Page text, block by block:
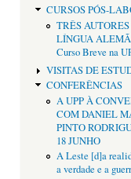
CURSOS PÓS-
TRÊS
LÍNGUA
Curso Breve na
VISITAS DE
CONFERÊNCIAS
A UPP À
COM DANIEL
PINTO
18 JUNHO
A Leste [d]a
a verdade e a